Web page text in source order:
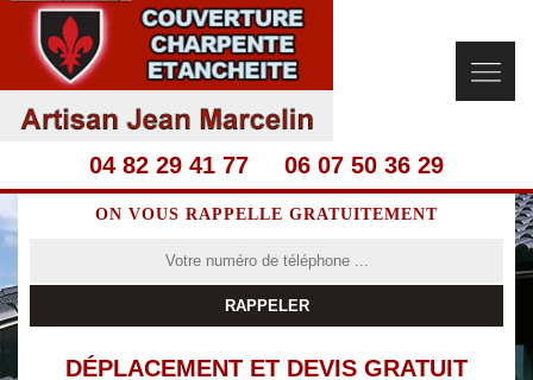
04 82 29 41 77 06 07 50 36 29
ON VOUS RAPPELLE GRATUITEMENT
DÉPLACEMENT ET DEVIS GRATUIT